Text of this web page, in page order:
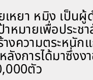
ยา หมิง เป็นผู้
หมายเพื่อประ
งความตระหนั
งการได้มาซึ่งง
ตัว